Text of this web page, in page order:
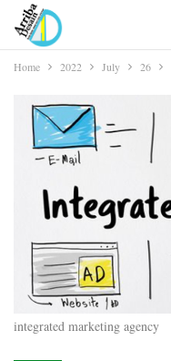
Home 2022 July 26
integrated marketing agency